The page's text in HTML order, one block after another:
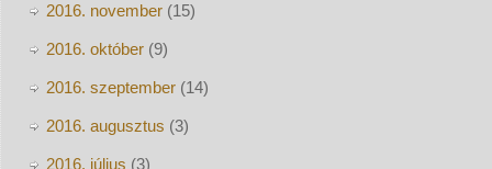
2016. november(15)
2016. október(9)
2016. szeptember(14)
2016. augusztus (3)
2016. július (3)